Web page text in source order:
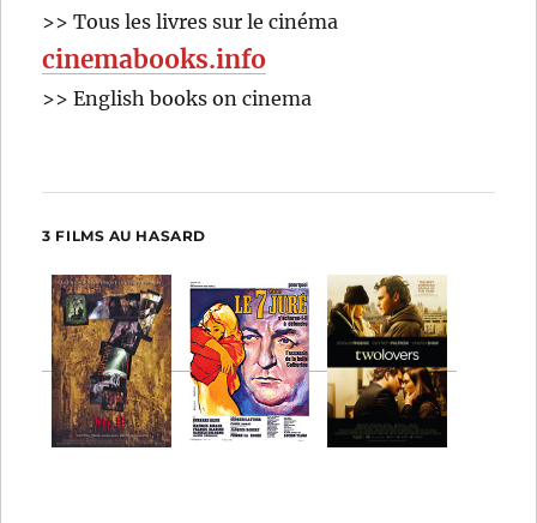
>> Tous les livres sur le cinéma
cinemabooks.info
>> English books on cinema
3 FILMS AU HASARD